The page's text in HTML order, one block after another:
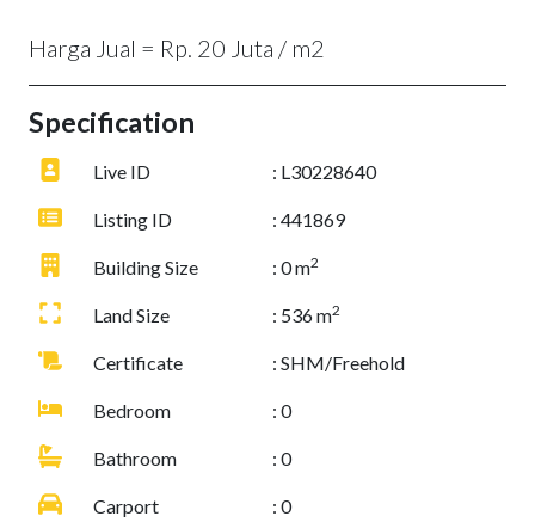
Harga Jual = Rp. 20 Juta / m2
Specification
Live ID : L30228640
Listing ID : 441869
Building Size : 0 m2
Land Size : 536 m2
Certificate : SHM/Freehold
Bedroom : 0
Bathroom : 0
Carport : 0